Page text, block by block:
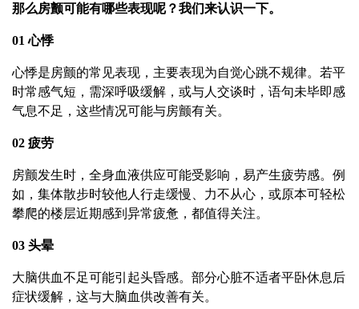
那么房颤可能有哪些表现呢？我们来认识一下。
01 心悸
心悸是房颤的常见表现，主要表现为自觉心跳不规律。若平
时常感气短，需深呼吸缓解，或与人交谈时，语句未毕即感
气息不足，这些情况可能与房颤有关。
02 疲劳
房颤发生时，全身血液供应可能受影响，易产生疲劳感。例
如，集体散步时较他人行走缓慢、力不从心，或原本可轻松
攀爬的楼层近期感到异常疲惫，都值得关注。
03 头晕
大脑供血不足可能引起头昏感。部分心脏不适者平卧休息后
症状缓解，这与大脑血供改善有关。